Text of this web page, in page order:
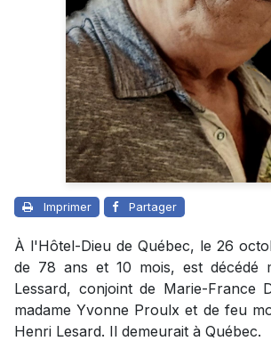
Imprimer Partager
À l'Hôtel-Dieu de Québec, le 26
de 78 ans et 10 mois, est décédé
Lessard, conjoint de Marie-France
madame Yvonne Proulx et de feu
Henri Lesard. Il demeurait à Québec.